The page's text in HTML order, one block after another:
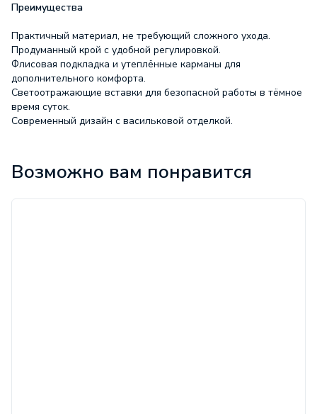
Преимущества
Практичный материал, не требующий сложного ухода.
Продуманный крой с удобной регулировкой.
Флисовая подкладка и утеплённые карманы для
дополнительного комфорта.
Светоотражающие вставки для безопасной работы в тёмное
время суток.
Современный дизайн с васильковой отделкой.
Вывод из
Основная
Возможно вам понравится